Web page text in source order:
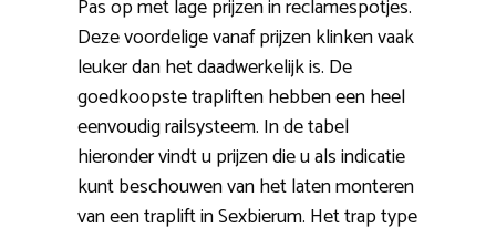
Pas op met lage prijzen in reclamespotjes.
Deze voordelige vanaf prijzen klinken vaak
leuker dan het daadwerkelijk is. De
goedkoopste trapliften hebben een heel
eenvoudig railsysteem. In de tabel
hieronder vindt u prijzen die u als indicatie
kunt beschouwen van het laten monteren
van een traplift in Sexbierum. Het trap type